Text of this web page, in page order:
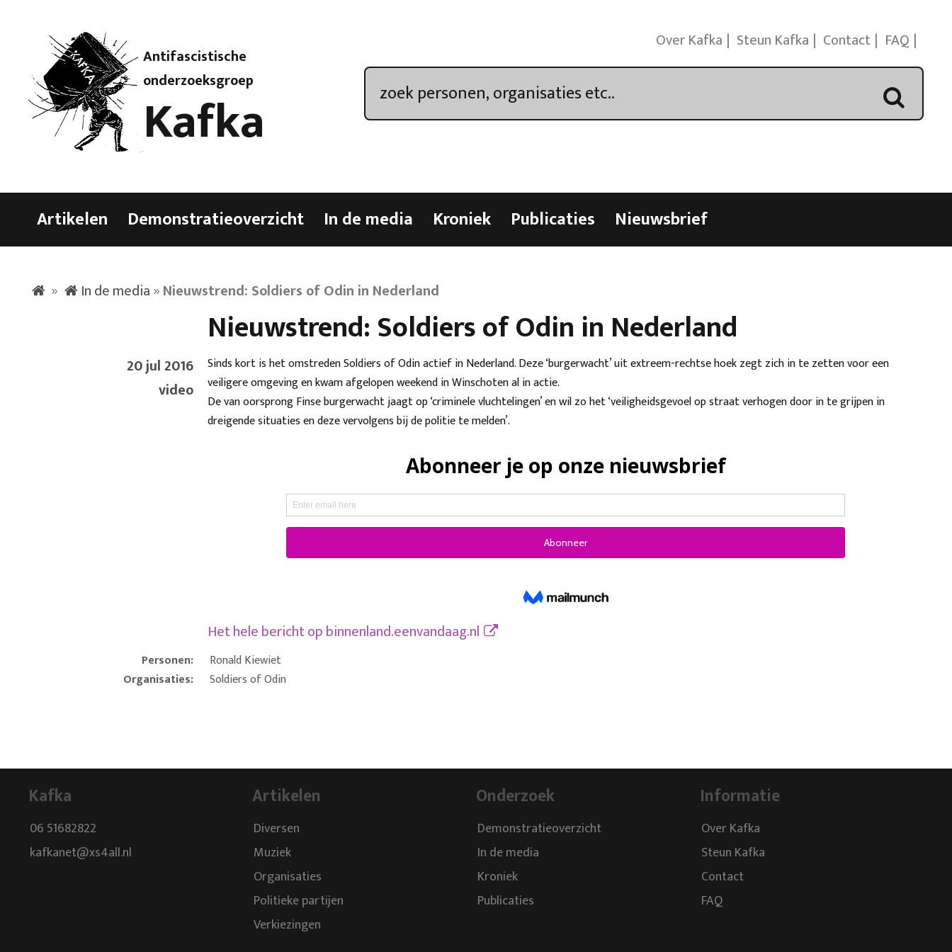
Antifascistische
onderzoeksgroep
Kafka
Over Kafka Steun Kafka Contact FAQ
Artikelen Demonstratieoverzicht In de media Kroniek Publicaties Nieuwsbrief
» In de media»Nieuwstrend: Soldiers of Odin in Nederland
Nieuwstrend: Soldiers of Odin in Nederland
20 jul 2016
video
Sinds kort is het omstreden Soldiers of Odin actief in Nederland. Deze ‘burgerwacht’ uit extreem-rechtse hoek zegt zich in te zetten voor een
veiligere omgeving en kwam afgelopen weekend in Winschoten al in actie.
De van oorsprong Finse burgerwacht jaagt op ‘criminele vluchtelingen’ en wil zo het ‘veiligheidsgevoel op straat verhogen door in te grijpen in
dreigende situaties en deze vervolgens bij de politie te melden’.
Het hele bericht opbinnenland.eenvandaag.nl
Personen:
Ronald Kiewiet
Organisaties:
Soldiers of Odin
Kafka
06 51682822
kafkanet@xs4all.nl
Artikelen
Diversen
Muziek
Organisaties
Politieke partijen
Verkiezingen
Onderzoek
Demonstratieoverzicht
In de media
Kroniek
Publicaties
Informatie
Over Kafka
Steun Kafka
Contact
FAQ